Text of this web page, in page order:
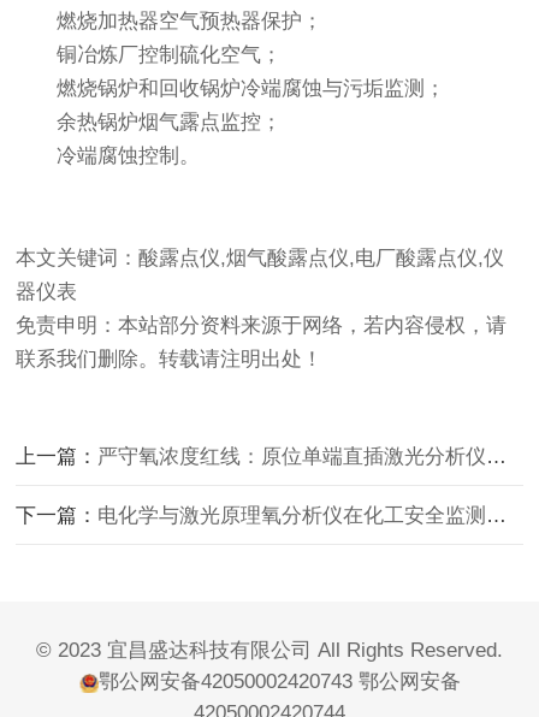
燃烧加热器空气预热器保护；
铜冶炼厂控制硫化空气；
燃烧锅炉和回收锅炉冷端腐蚀与污垢监测；
余热锅炉烟气露点监控；
冷端腐蚀控制。
本文关键词：酸露点仪,烟气酸露点仪,电厂酸露点仪,仪
器仪表
免责申明：本站部分资料来源于网络，若内容侵权，请
联系我们删除。转载请注明出处！
上一篇： 严守氧浓度红线：原位单端直插激光分析仪在危化罐区的精准管控实践
下一篇： 电化学与激光原理氧分析仪在化工安全监测中的应用
© 2023 宜昌盛达科技有限公司 All Rights Reserved.
鄂公网安备42050002420743 鄂公网安备